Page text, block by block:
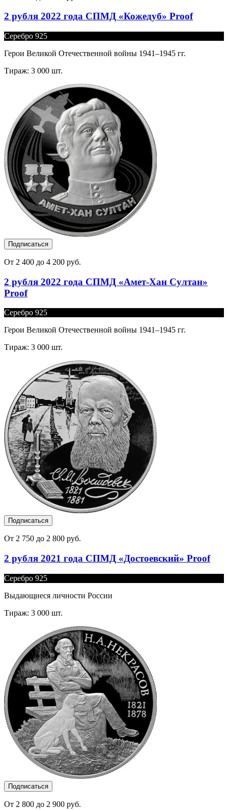
2 рубля 2022 года СПМД «Кожедуб» Proof
Серебро 925
Герои Великой Отечественной войны 1941–1945 гг.
Тираж: 3 000 шт.
Подписаться
От 2 400 до 4 200 руб.
2 рубля 2022 года СПМД «Амет-Хан Султан»
Proof
Серебро 925
Герои Великой Отечественной войны 1941–1945 гг.
Тираж: 3 000 шт.
Подписаться
От 2 750 до 2 800 руб.
2 рубля 2021 года СПМД «Достоевский» Proof
Серебро 925
Выдающиеся личности России
Тираж: 3 000 шт.
Подписаться
От 2 800 до 2 900 руб.